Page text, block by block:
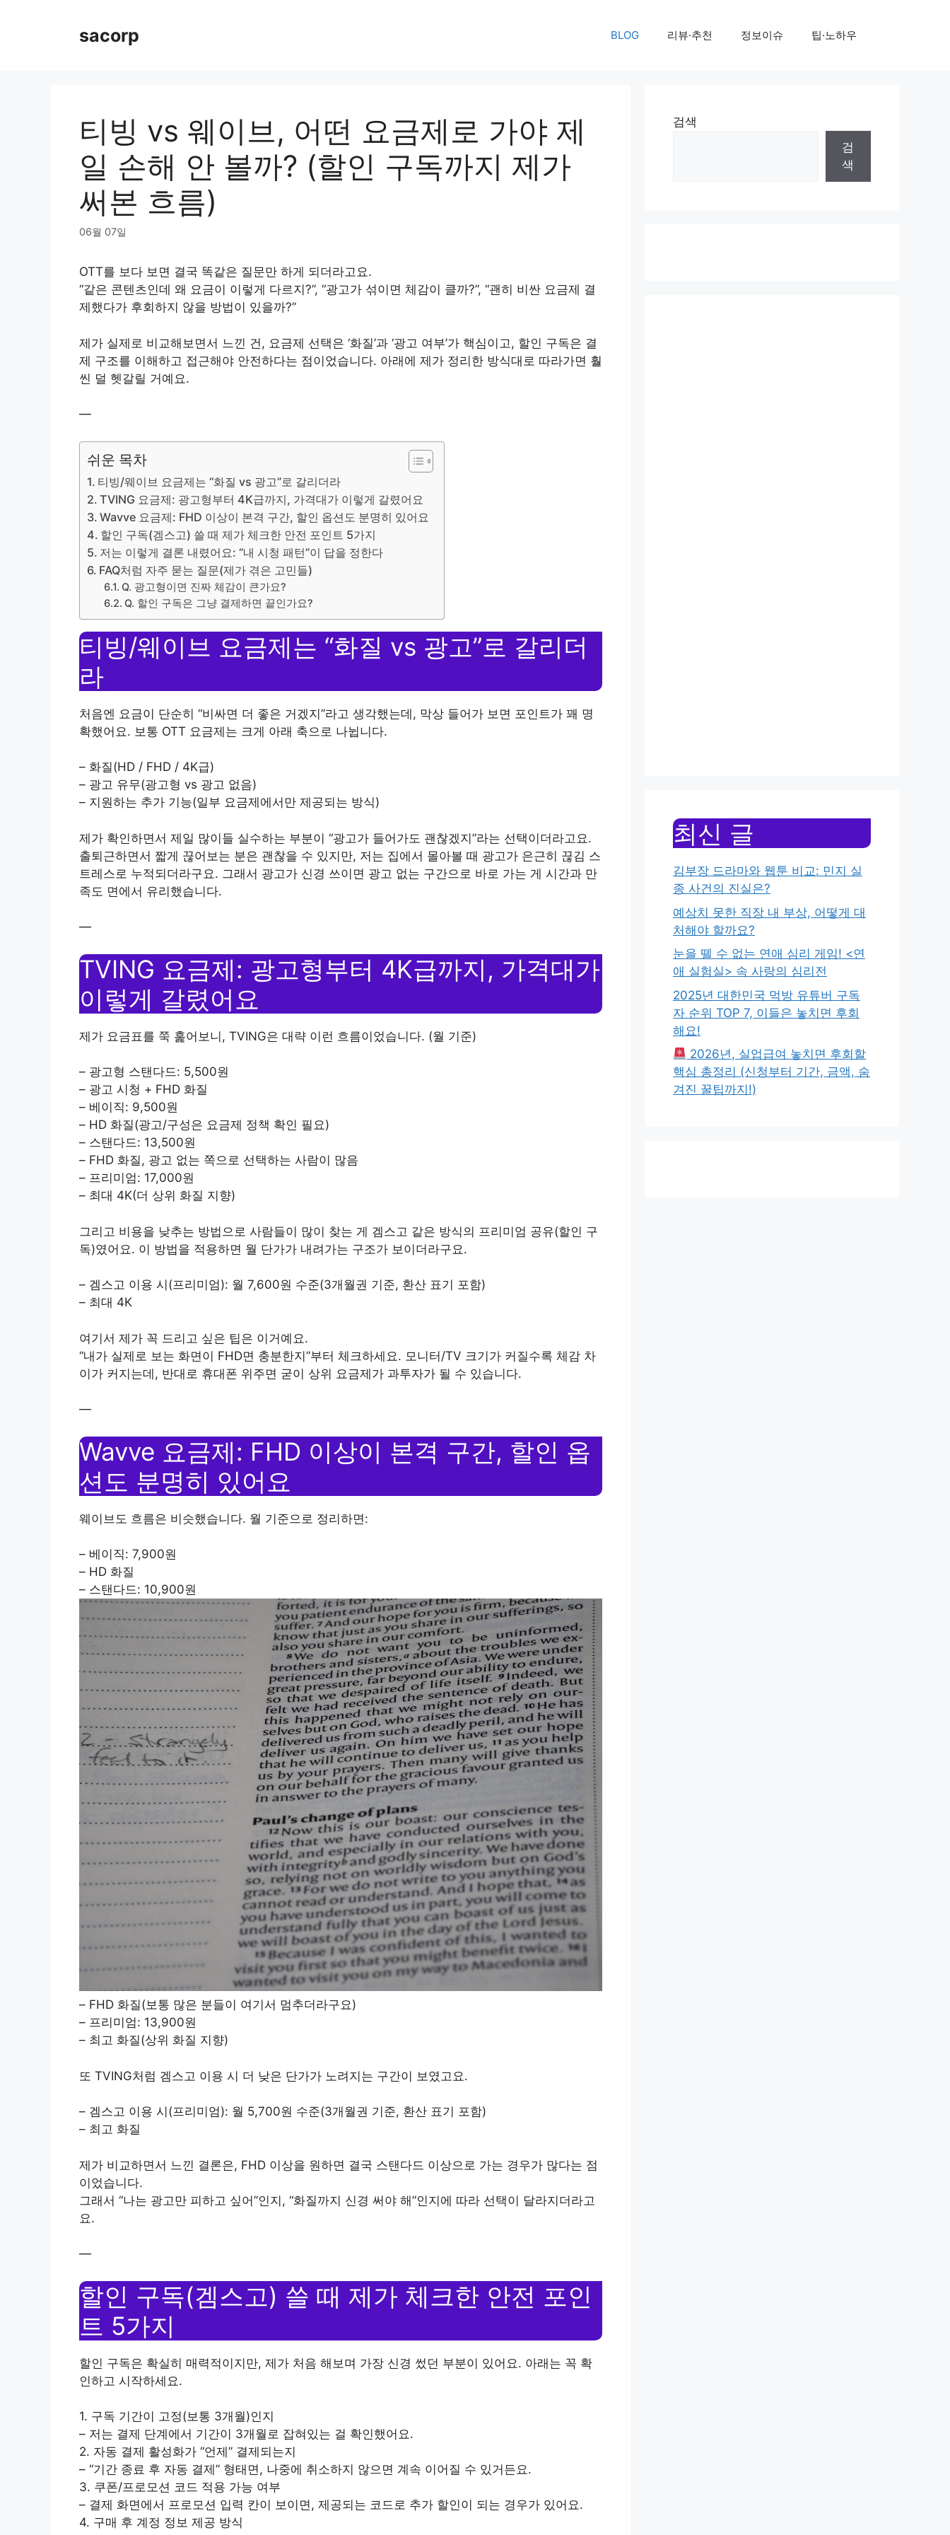
sacorp BLOG 리뷰·추천 정보이슈 팁·노하우
티빙 vs 웨이브, 어떤 요금제로 가야 제
일 손해 안 볼까? (할인 구독까지 제가
써본 흐름)
06월 07일
OTT를 보다 보면 결국 똑같은 질문만 하게 되더라고요.
“같은 콘텐츠인데 왜 요금이 이렇게 다르지?”, “광고가 섞이면 체감이 클까?”, “괜히 비싼 요금제 결
제했다가 후회하지 않을 방법이 있을까?”
제가 실제로 비교해보면서 느낀 건, 요금제 선택은 ‘화질’과 ‘광고 여부’가 핵심이고, 할인 구독은 결
제 구조를 이해하고 접근해야 안전하다는 점이었습니다. 아래에 제가 정리한 방식대로 따라가면 훨
씬 덜 헷갈릴 거예요.
—
쉬운 목차
티빙/웨이브 요금제는 “화질 vs 광고”로 갈리더라
TVING 요금제: 광고형부터 4K급까지, 가격대가 이렇게 갈렸어요
Wavve 요금제: FHD 이상이 본격 구간, 할인 옵션도 분명히 있어요
할인 구독(겜스고) 쓸 때 제가 체크한 안전 포인트 5가지
저는 이렇게 결론 내렸어요: “내 시청 패턴”이 답을 정한다
FAQ처럼 자주 묻는 질문(제가 겪은 고민들)
Q. 광고형이면 진짜 체감이 큰가요?
Q. 할인 구독은 그냥 결제하면 끝인가요?
티빙/웨이브 요금제는 “화질 vs 광고”로 갈리더
라
처음엔 요금이 단순히 “비싸면 더 좋은 거겠지”라고 생각했는데, 막상 들어가 보면 포인트가 꽤 명
확했어요. 보통 OTT 요금제는 크게 아래 축으로 나뉩니다.
– 화질(HD / FHD / 4K급)
– 광고 유무(광고형 vs 광고 없음)
– 지원하는 추가 기능(일부 요금제에서만 제공되는 방식)
제가 확인하면서 제일 많이들 실수하는 부분이 “광고가 들어가도 괜찮겠지”라는 선택이더라고요.
출퇴근하면서 짧게 끊어보는 분은 괜찮을 수 있지만, 저는 집에서 몰아볼 때 광고가 은근히 끊김 스
트레스로 누적되더라구요. 그래서 광고가 신경 쓰이면 광고 없는 구간으로 바로 가는 게 시간과 만
족도 면에서 유리했습니다.
—
TVING 요금제: 광고형부터 4K급까지, 가격대가
이렇게 갈렸어요
제가 요금표를 쭉 훑어보니, TVING은 대략 이런 흐름이었습니다. (월 기준)
– 광고형 스탠다드: 5,500원
– 광고 시청 + FHD 화질
– 베이직: 9,500원
– HD 화질(광고/구성은 요금제 정책 확인 필요)
– 스탠다드: 13,500원
– FHD 화질, 광고 없는 쪽으로 선택하는 사람이 많음
– 프리미엄: 17,000원
– 최대 4K(더 상위 화질 지향)
그리고 비용을 낮추는 방법으로 사람들이 많이 찾는 게 겜스고 같은 방식의 프리미엄 공유(할인 구
독)였어요. 이 방법을 적용하면 월 단가가 내려가는 구조가 보이더라구요.
– 겜스고 이용 시(프리미엄): 월 7,600원 수준(3개월권 기준, 환산 표기 포함)
– 최대 4K
여기서 제가 꼭 드리고 싶은 팁은 이거예요.
“내가 실제로 보는 화면이 FHD면 충분한지”부터 체크하세요. 모니터/TV 크기가 커질수록 체감 차
이가 커지는데, 반대로 휴대폰 위주면 굳이 상위 요금제가 과투자가 될 수 있습니다.
—
Wavve 요금제: FHD 이상이 본격 구간, 할인 옵
션도 분명히 있어요
웨이브도 흐름은 비슷했습니다. 월 기준으로 정리하면:
– 베이직: 7,900원
– HD 화질
– 스탠다드: 10,900원
– FHD 화질(보통 많은 분들이 여기서 멈추더라구요)
– 프리미엄: 13,900원
– 최고 화질(상위 화질 지향)
또 TVING처럼 겜스고 이용 시 더 낮은 단가가 노려지는 구간이 보였고요.
– 겜스고 이용 시(프리미엄): 월 5,700원 수준(3개월권 기준, 환산 표기 포함)
– 최고 화질
제가 비교하면서 느낀 결론은, FHD 이상을 원하면 결국 스탠다드 이상으로 가는 경우가 많다는 점
이었습니다.
그래서 “나는 광고만 피하고 싶어”인지, “화질까지 신경 써야 해”인지에 따라 선택이 달라지더라고
요.
—
할인 구독(겜스고) 쓸 때 제가 체크한 안전 포인
트 5가지
할인 구독은 확실히 매력적이지만, 제가 처음 해보며 가장 신경 썼던 부분이 있어요. 아래는 꼭 확
인하고 시작하세요.
1. 구독 기간이 고정(보통 3개월)인지
– 저는 결제 단계에서 기간이 3개월로 잡혀있는 걸 확인했어요.
2. 자동 결제 활성화가 “언제” 결제되는지
– “기간 종료 후 자동 결제” 형태면, 나중에 취소하지 않으면 계속 이어질 수 있거든요.
3. 쿠폰/프로모션 코드 적용 가능 여부
– 결제 화면에서 프로모션 입력 칸이 보이면, 제공되는 코드로 추가 할인이 되는 경우가 있어요.
4. 구매 후 계정 정보 제공 방식
검색
검
색
최신 글
김부장 드라마와 웹툰 비교: 민지 실
종 사건의 진실은?
예상치 못한 직장 내 부상, 어떻게 대
처해야 할까요?
눈을 뗄 수 없는 연애 심리 게임! <연
애 실험실> 속 사랑의 심리전
2025년 대한민국 먹방 유튜버 구독
자 순위 TOP 7, 이들은 놓치면 후회
해요!
2026년, 실업급여 놓치면 후회할
핵심 총정리 (신청부터 기간, 금액, 숨
겨진 꿀팁까지!)